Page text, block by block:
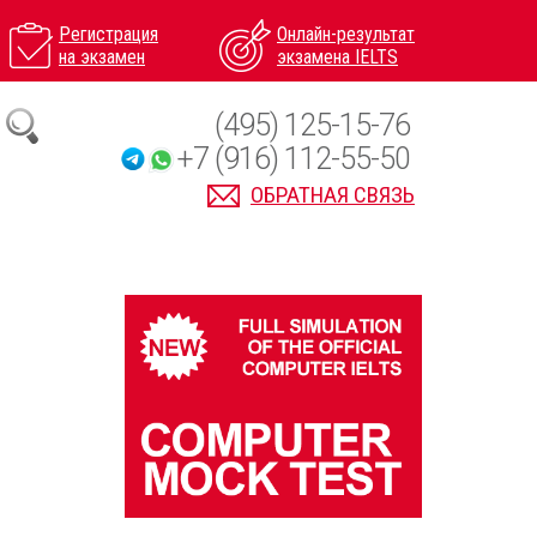
Регистрация
на экзамен
Онлайн-результат
экзамена IELTS
ОБРАТНАЯ СВЯЗЬ
(495) 125-15-76
+7 (916) 112-55-50